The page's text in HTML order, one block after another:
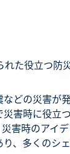
れた役立つ防
などの災害が
害時に役立
害時のアイ
、多くのシ